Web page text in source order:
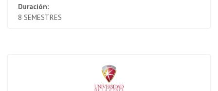
Duración:
8 SEMESTRES